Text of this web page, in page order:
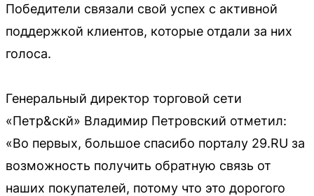
Победители связали свой успех с активной
поддержкой клиентов, которые отдали за них
голоса.
Генеральный директор торговой сети
«Петр&скй» Владимир Петровский отметил:
«Во первых, большое спасибо порталу 29.RU за
возможность получить обратную связь от
наших покупателей, потому что это дорогого